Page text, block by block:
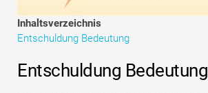
Tutorials zur Finanzmodellierung
Vollständige Form
Risikomanagement-Tutorials
Inhaltsverzeichnis
Entschuldung Bedeutung
Entschuldung Bedeutung